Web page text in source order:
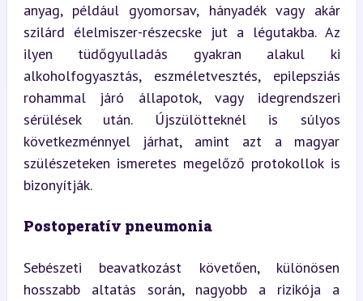
anyag, például gyomorsav, hányadék vagy akár
szilárd élelmiszer-részecske jut a légutakba. Az
ilyen tüdőgyulladás gyakran alakul ki
alkoholfogyasztás, eszméletvesztés, epilepsziás
rohammal járó állapotok, vagy idegrendszeri
sérülések után. Újszülötteknél is súlyos
következménnyel járhat, amint azt a magyar
szülészeteken ismeretes megelőző protokollok is
bizonyítják.
Postoperatív pneumonia
Sebészeti beavatkozást követően, különösen
hosszabb altatás során, nagyobb a rizikója a